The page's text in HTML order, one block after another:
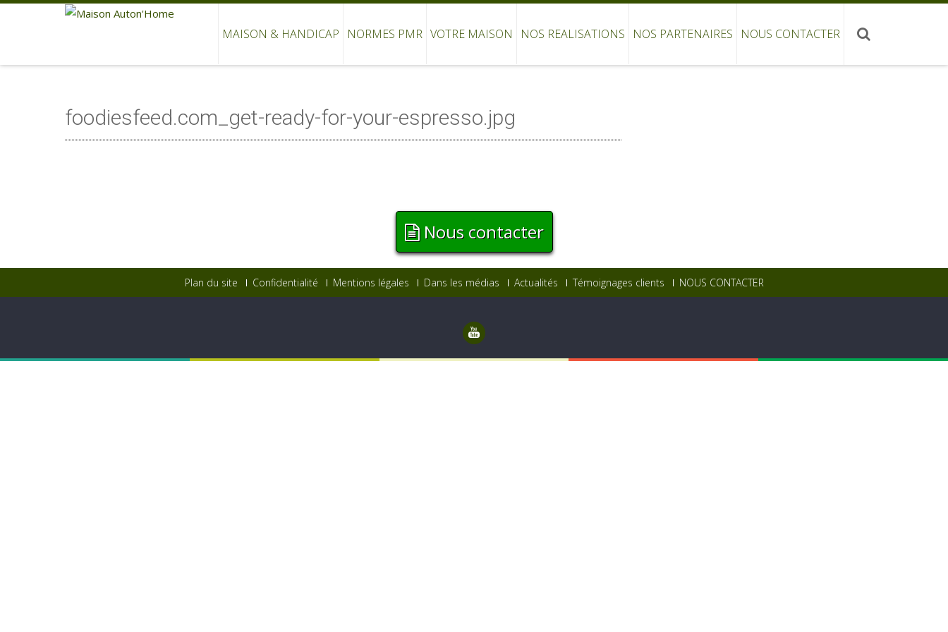
MAISON & HANDICAP NORMES PMR VOTRE MAISON NOS REALISATIONS NOS PARTENAIRES NOUS CONTACTER
foodiesfeed.com_get-ready-for-your-espresso.jpg
Nous contacter
Plan du site Confidentialité Mentions légales Dans les médias Actualités Témoignages clients NOUS CONTACTER